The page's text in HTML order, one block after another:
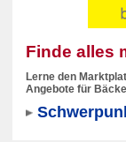
Finde alles
Lerne den
Angebote für